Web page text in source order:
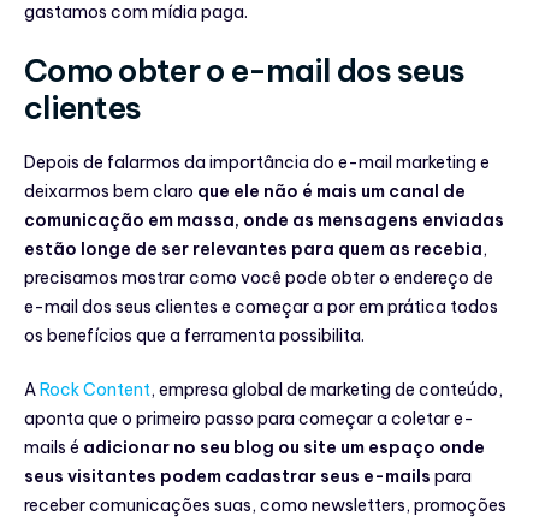
gastamos com mídia paga.
Como obter o e-mail dos seus
clientes
Depois de falarmos da importância do e-mail marketing e
deixarmos bem claro que ele não é mais um canal de
comunicação em massa, onde as mensagens enviadas
estão longe de ser relevantes para quem as recebia,
precisamos mostrar como você pode obter o endereço de
e-mail dos seus clientes e começar a por em prática todos
os benefícios que a ferramenta possibilita.
ARock Content, empresa global de marketing de conteúdo,
aponta que o primeiro passo para começar a coletar e-
mails é adicionar no seu blog ou site um espaço onde
seus visitantes podem cadastrar seus e-mails para
receber comunicações suas, como newsletters, promoções